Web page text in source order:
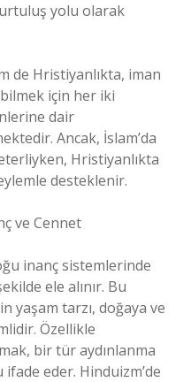
yolu olarak
de Hristiyanlıkta, iman
için her iki
dair
Ancak, İslam’da
Hristiyanlıkta
desteklenir.
ve Cennet
inanç sistemlerinde
ele alınır. Bu
yaşam tarzı, doğaya ve
Özellikle
bir tür aydınlanma
eder. Hinduizm’de